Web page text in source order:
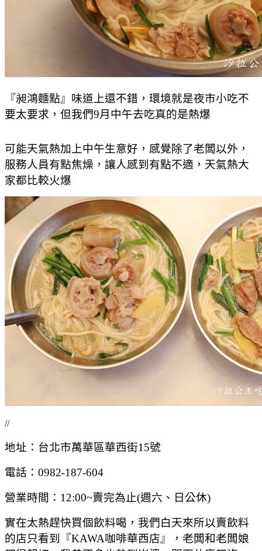
『昶鴻麵點』味道上還不錯，環境就是夜市小吃不
要太要求，但我們9月中午去吃真的是熱爆
可能天氣熱加上中午生意好，感覺除了老闆以外，
服務人員有點焦燥，讓人感到有點不適，天氣熱大
家都比較火爆
//
地址：台北市萬華區華西街15號
電話：0982-187-604
營業時間：12:00~賣完為止(週六、日公休)
實在太熱趕快買個飲料喝，我們白天來所以賣飲料
的店只看到『KAWA咖啡華西店』，老闆和老闆娘